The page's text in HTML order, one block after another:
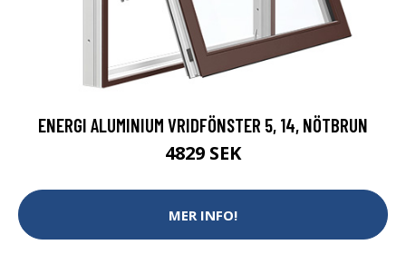
ENERGI ALUMINIUM VRIDFÖNSTER 5, 14, NÖTBRUN
4829 SEK
MER INFO!